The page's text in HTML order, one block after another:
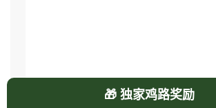
🎁 独家鸡路奖励